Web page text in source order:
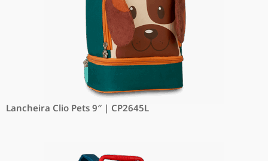
Lancheira Clio Pets 9″ | CP2645L